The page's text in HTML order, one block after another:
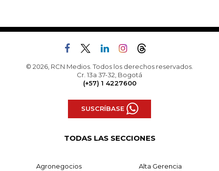
© 2026, RCN Medios. Todos los derechos reservados.
Cr. 13a 37-32, Bogotá
(+57) 1 4227600
SUSCRÍBASE
TODAS LAS SECCIONES
Agronegocios Alta Gerencia